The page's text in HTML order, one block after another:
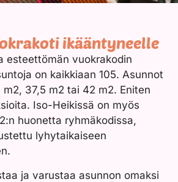
ikääntyneelle
esteettömän vuokrakodin
on kaikkiaan 105. Asunnot
37,5 m2 tai 42 m2. Eniten
Iso-Heikissä on myös
huonetta ryhmäkodissa,
lyhytaikaiseen
ja varustaa asunnon omaksi